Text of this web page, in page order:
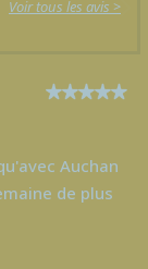
Voir tous les avis >
Auchan
de plus